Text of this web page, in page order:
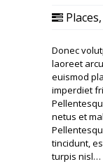
Places,
Donec
laoreet
euismod
imperdiet
netus et
tincidunt,
turpis nisl…